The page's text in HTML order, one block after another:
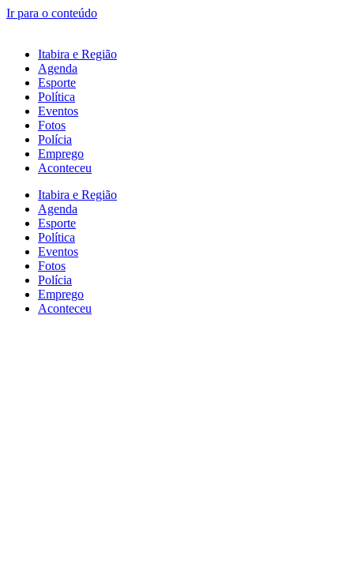
Ir para o conteúdo
Itabira e Região
Agenda
Esporte
Política
Eventos
Fotos
Polícia
Emprego
Aconteceu
Itabira e Região
Agenda
Esporte
Política
Eventos
Fotos
Polícia
Emprego
Aconteceu